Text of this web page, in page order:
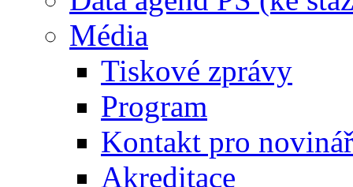
Média
Tiskové zprávy
Program
Kontakt pro
Akreditace